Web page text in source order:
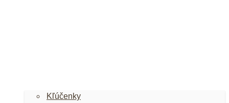
Kľúčenky